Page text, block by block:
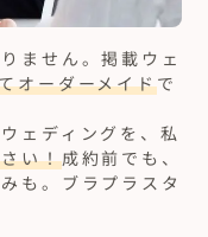
ません。掲載ウェ
オーダーメイドで
ェディングを、私
い！成約前でも、
も。ブラプラスタ